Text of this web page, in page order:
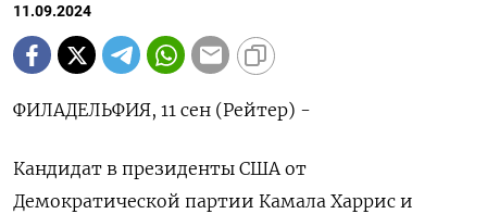
11.09.2024
ФИЛАДЕЛЬФИЯ, 11 сен (Рейтер) -
Кандидат в президенты США от
Демократической партии Камала Харрис и